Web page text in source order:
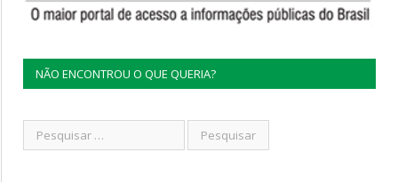
NÃO ENCONTROU O QUE QUERIA?